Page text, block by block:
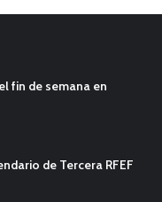
fin de semana en
de Tercera RFEF